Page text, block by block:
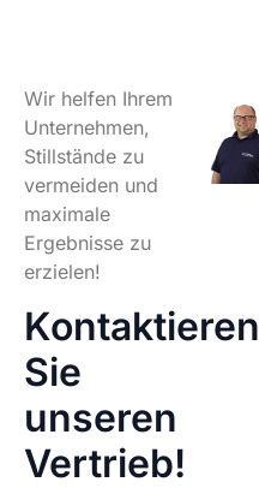
Wir helfen Ihrem
Unternehmen,
Stillstände zu
vermeiden und
maximale
Ergebnisse zu
erzielen!
Kontaktieren
Sie
unseren
Vertrieb!